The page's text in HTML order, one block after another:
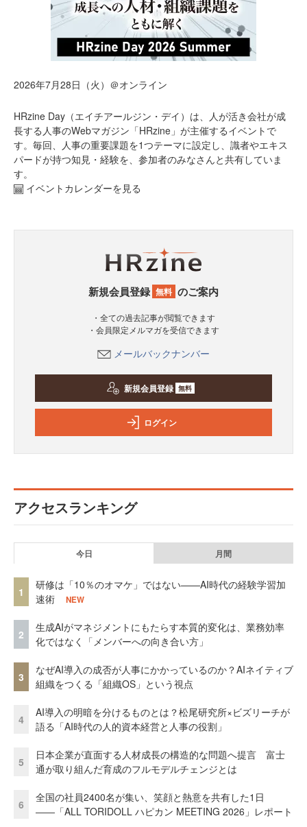
2026年7月28日（火）＠オンライン
HRzine Day（エイチアールジン・デイ）は、人が活き会社が成
長する人事のWebマガジン「HRzine」が主催するイベントで
す。毎回、人事の重要課題を1つテーマに設定し、識者やエキス
パードが持つ知見・経験を、参加者のみなさんと共有していま
す。
イベントカレンダーを見る
新規会員登録 無料 のご案内
・全ての過去記事が閲覧できます
・会員限定メルマガを受信できます
メールバックナンバー
新規会員登録 無料
ログイン
アクセスランキング
今日 月間
1
研修は「10％のオマケ」ではない——AI時代の経験学習加
速術
NEW
2
生成AIがマネジメントにもたらす本質的変化は、業務効率
化ではなく「メンバーへの向き合い方」
3
なぜAI導入の成否が人事にかかっているのか？AIネイティブ
組織をつくる「組織OS」という視点
4
AI導入の明暗を分けるものとは？松尾研究所×ビズリーチが
語る「AI時代の人的資本経営と人事の役割」
5
日本企業が直面する人材成長の構造的な問題へ提言 富士
通が取り組んだ育成のフルモデルチェンジとは
6
全国の社員2400名が集い、笑顔と熱意を共有した1日
――「ALL TORIDOLL ハピカン MEETING 2026」レポート